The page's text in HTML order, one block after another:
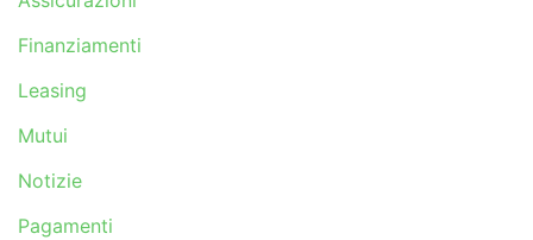
Finanziamenti
Leasing
Mutui
Notizie
Pagamenti